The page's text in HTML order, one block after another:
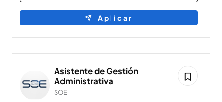
Aplicar
Asistente de Gestión
Administrativa
SOE